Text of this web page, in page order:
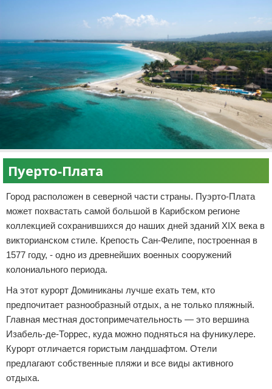
Пуерто-Плата
Город расположен в северной части страны. Пуэрто-Плата
может похвастать самой большой в Карибском регионе
коллекцией сохранившихся до наших дней зданий XIX века в
викторианском стиле. Крепость Сан-Фелипе, построенная в
1577 году, - одно из древнейших военных сооружений
колониального периода.
На этот курорт Доминиканы лучше ехать тем, кто
предпочитает разнообразный отдых, а не только пляжный.
Главная местная достопримечательность — это вершина
Изабель-де-Торрес, куда можно подняться на фуникулере.
Курорт отличается гористым ландшафтом. Отели
предлагают собственные пляжи и все виды активного
отдыха.